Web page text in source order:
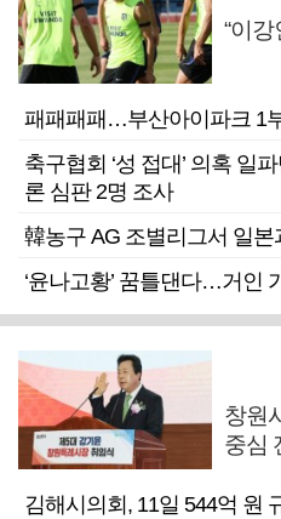
“이
패패패패…부산아이파크 1
축구협회 ‘성 접대’ 의혹 일
론 심판 2명 조사
韓농구 AG 조별리그서 일본
‘윤나고황’ 꿈틀댄다…거인
창원
중심
김해시의회, 11일 544억 원